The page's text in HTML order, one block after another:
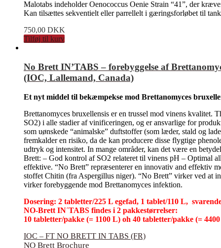
Malotabs indeholder Oenococcus Oenie Strain “41”, der
Kan tilsættes sekventielt eller parrellelt i gæringsforløbet til
750,00 DKK
Tilføj til kurv
No Brett IN’TABS – forebyggelse af
(IOC, Lallemand, Canada)
Et nyt middel til bekæmpekse mod Brettanomyces
Brettanomyces bruxellensis er en trussel mod vinens kvalitet.
SO2) i alle stadier af vinificeringen, og er ansvarlige for
som uønskede “animalske” duftstoffer (som læder, stald og
fremkalder en risiko, da de kan producere disse flygtige
udtryk og intensitet. In mange områder, kan det være en
Brett: – God kontrol af SO2 relateret til vinens pH – Optimal
effektive. “No Brett” repræsenterer en innovativ and effektiv
stoffet Chitin (fra Aspergillus niger). “No Brett” virker ved at
virker forebyggende mod Brettanomyces infektion.
Dosering: 2 tabletter/225 L egefad, 1 tablet/110 L,
NO-Brett IN´TABS findes i 2 pakkestørrelser:
10 tabletter/pakke (= 1100 L) oh 40 tabletter/pakke (=
IOC – FT NO BRETT IN TABS (FR)
NO Brett Brochure